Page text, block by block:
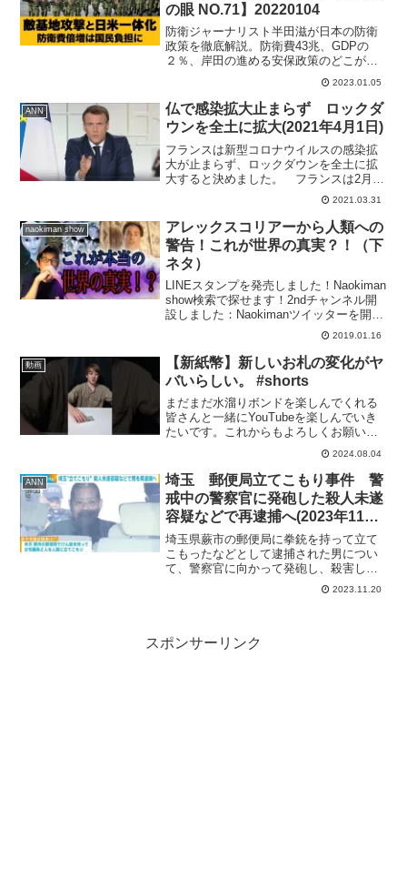
の眼 NO.71】20220104
防衛ジャーナリスト半田滋が日本の防衛
政策を徹底解説。防衛費43兆、GDPの
２％、岸田の進める安保政策のどこが問
題か、日米一体化、敵基地攻撃と言われ
るものの本質を歴史的視点と数字を交え
て伺います。2023年1月4日 収
録..............
2023.01.05
ANN
仏で感染拡大止まらず ロックダ
ウンを全土に拡大(2021年4月1日)
フランスは新型コロナウイルスの感染拡
大が止まらず、ロックダウンを全土に拡
大すると決めました。 フランスは2月以
降、一部の地域でロックダウンを始めま
したが、措置が不十分だと指摘されてい
ました。 マクロン大統領は先月31日、
これまでの対応は完全...
2021.03.31
naokiman show
アレックスコリアーから人類への
警告！これが世界の真実？！（下
ネタ）
LINEスタンプを発売しました！Naokiman
show検索で探せます！2ndチャンネル開
設しました：Naokimanツイッターを開設
したのでフォローよろしくお願いしま
す！インスタグラムを設立しましたー！
ID：Naokimanshow手紙...
2019.01.16
動画
【新紙幣】新しいお札の変化がヤ
バいらしい。 #shorts
まだまだ水溜りボンドを楽しんでくれる
皆さんと一緒にYouTubeを楽しんでいき
たいです。これからもよろしくお願いま
す。目指せ４２０万人！！！動画を楽し
んでいただけたり、なんかこいつら良い
なーって思ってもらえたらぜひ【高評
価】【コメント】【チ...
2024.08.04
ANN
埼玉 郵便局立てこもり事件 警
戒中の警察官に発砲した殺人未遂
容疑などで再逮捕へ(2023年11月
21日)
埼玉県蕨市の郵便局に拳銃を持って立て
こもったなどとして逮捕された男につい
て、警察官に向かって発砲し、殺害しよ
うとした疑いなどで警察は21日にも再逮
捕する方針です。 鈴木常雄容疑者
2023.11.20
スポンサーリンク